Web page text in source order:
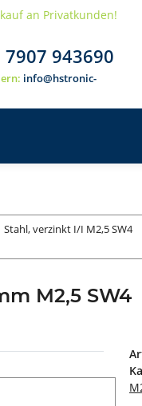
an Privatkunden!
7907 943690
info@hstronic-
Stahl, verzinkt I/I M2,5 SW4
M2,5 SW4